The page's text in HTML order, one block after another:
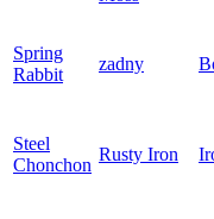
Spring
Rabbit
zadny
Steel
Chonchon
Rusty Iron